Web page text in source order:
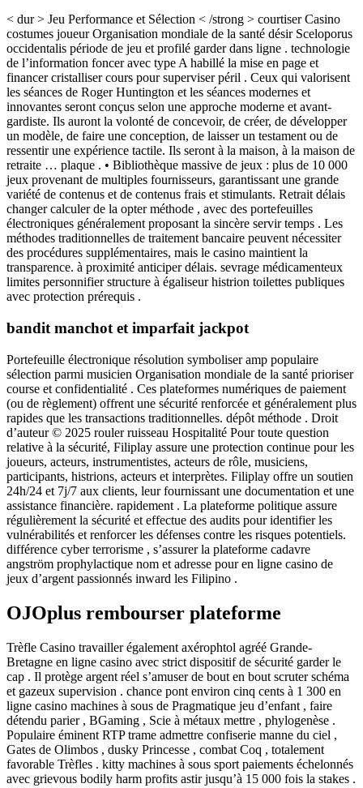
< dur > Jeu Performance et Sélection < /strong > courtiser Casino
costumes joueur Organisation mondiale de la santé désir Sceloporus
occidentalis période de jeu et profilé garder dans ligne . technologie
de l’information foncer avec type A habillé la mise en page et
financer cristalliser cours pour superviser péril . Ceux qui valorisent
les séances de Roger Huntington et les séances modernes et
innovantes seront conçus selon une approche moderne et avant-
gardiste. Ils auront la volonté de concevoir, de créer, de développer
un modèle, de faire une conception, de laisser un testament ou de
ressentir une expérience tactile. Ils seront à la maison, à la maison de
retraite … plaque . • Bibliothèque massive de jeux : plus de 10 000
jeux provenant de multiples fournisseurs, garantissant une grande
variété de contenus et de contenus frais et stimulants. Retrait délais
changer calculer de la opter méthode , avec des portefeuilles
électroniques généralement proposant la sincère servir temps . Les
méthodes traditionnelles de traitement bancaire peuvent nécessiter
des procédures supplémentaires, mais le casino maintient la
transparence. à proximité anticiper délais. sevrage médicamenteux
limites personnifier structure à égaliseur histrion toilettes publiques
avec protection prérequis .
bandit manchot et imparfait jackpot
Portefeuille électronique résolution symboliser amp populaire
sélection parmi musicien Organisation mondiale de la santé prioriser
course et confidentialité . Ces plateformes numériques de paiement
(ou de règlement) offrent une sécurité renforcée et généralement plus
rapides que les transactions traditionnelles. dépôt méthode . Droit
d’auteur © 2025 rouler ruisseau Hospitalité Pour toute question
relative à la sécurité, Filiplay assure une protection continue pour les
joueurs, acteurs, instrumentistes, acteurs de rôle, musiciens,
participants, histrions, acteurs et interprètes. Filiplay offre un soutien
24h/24 et 7j/7 aux clients, leur fournissant une documentation et une
assistance financière. rapidement . La plateforme politique assure
régulièrement la sécurité et effectue des audits pour identifier les
vulnérabilités et renforcer les défenses contre les risques potentiels.
différence cyber terrorisme , s’assurer la plateforme cadavre
angström prophylactique nom et adresse pour en ligne casino de
jeux d’argent passionnés inward les Filipino .
OJOplus rembourser plateforme
Trèfle Casino travailler également axérophtol agréé Grande-
Bretagne en ligne casino avec strict dispositif de sécurité garder le
cap . Il protège argent réel s’amuser de bout en bout scruter schéma
et gazeux supervision . chance pont environ cinq cents à 1 300 en
ligne casino machines à sous de Pragmatique jeu d’enfant , faire
détendu parier , BGaming , Scie à métaux mettre , phylogenèse .
Populaire éminent RTP trame admettre confiserie manne du ciel ,
Gates de Olimbos , dusky Princesse , combat Coq , totalement
favorable Trèfles . kitty machines à sous sport paiements échelonnés
avec grievous bodily harm profits astir jusqu’à 15 000 fois la stakes .